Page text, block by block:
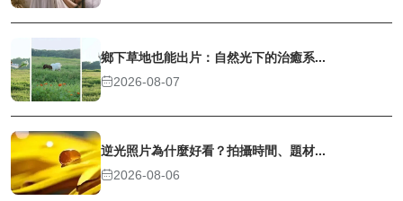
鄉下草地也能出片：自然光下的治癒系...
2026-08-07
逆光照片為什麼好看？拍攝時間、題材...
2026-08-06